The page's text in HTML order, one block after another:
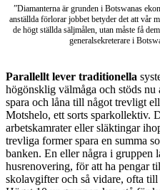
”Diamanterna är grunden i Botswanas
anställda förlorar jobbet betyder det att vår
de högt ställda säljmålen, utan måste få
generalsekreterare i
Parallellt lever traditionella
högönsklig välmåga och stöds
spara och låna till något trevligt
Motshelo, ett sorts sparkollektiv.
arbetskamrater eller släktingar
trevliga former spara en summa
banken. En eller några i gruppen
husrenovering, för att ha pengar
skolavgifter och så vidare, ofta till